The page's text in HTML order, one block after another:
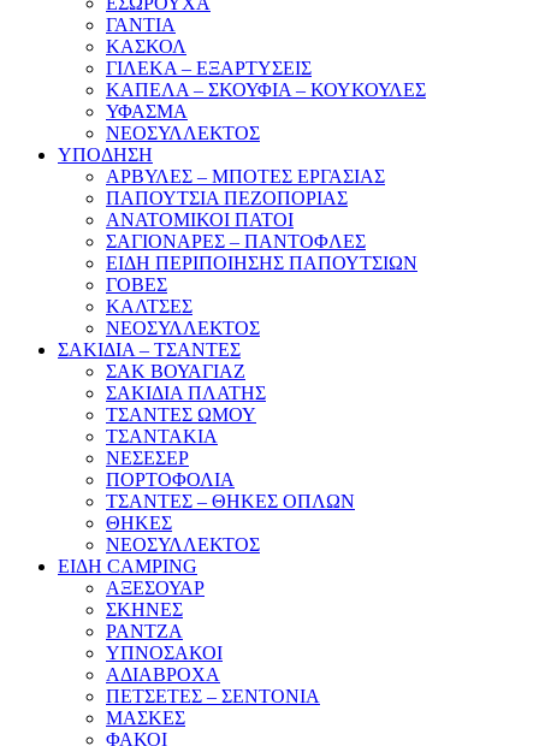
ΓΑΝΤΙΑ
ΚΑΣΚΟΛ
ΓΙΛΕΚΑ – ΕΞΑΡΤΥΣΕΙΣ
ΚΑΠΕΛΑ – ΣΚΟΥΦΙΑ – ΚΟΥΚΟΥΛΕΣ
ΥΦΑΣΜΑ
ΝΕΟΣΥΛΛΕΚΤΟΣ
ΥΠΟΔΗΣΗ
ΑΡΒΥΛΕΣ – ΜΠΟΤΕΣ ΕΡΓΑΣΙΑΣ
ΠΑΠΟΥΤΣΙΑ ΠΕΖΟΠΟΡΙΑΣ
ΑΝΑΤΟΜΙΚΟΙ ΠΑΤΟΙ
ΣΑΓΙΟΝΑΡΕΣ – ΠΑΝΤΟΦΛΕΣ
ΕΙΔΗ ΠΕΡΙΠΟΙΗΣΗΣ ΠΑΠΟΥΤΣΙΩΝ
ΓΟΒΕΣ
ΚΑΛΤΣΕΣ
ΝΕΟΣΥΛΛΕΚΤΟΣ
ΣΑΚΙΔΙΑ – ΤΣΑΝΤΕΣ
ΣΑΚ ΒΟΥΑΓΙΑΖ
ΣΑΚΙΔΙΑ ΠΛΑΤΗΣ
ΤΣΑΝΤΕΣ ΩΜΟΥ
ΤΣΑΝΤΑΚΙΑ
ΝΕΣΕΣΕΡ
ΠΟΡΤΟΦΟΛΙΑ
ΤΣΑΝΤΕΣ – ΘΗΚΕΣ ΟΠΛΩΝ
ΘΗΚΕΣ
ΝΕΟΣΥΛΛΕΚΤΟΣ
ΕΙΔΗ CAMPING
ΑΞΕΣΟΥΑΡ
ΣΚΗΝΕΣ
ΡΑΝΤΖΑ
ΥΠΝΟΣΑΚΟΙ
ΑΔΙΑΒΡΟΧΑ
ΠΕΤΣΕΤΕΣ – ΣΕΝΤΟΝΙΑ
ΜΑΣΚΕΣ
ΦΑΚΟΙ